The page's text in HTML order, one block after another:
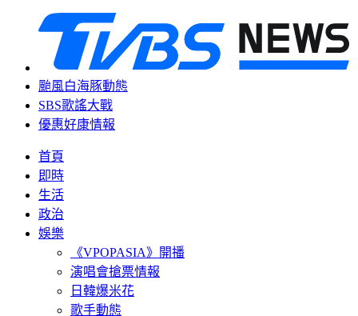
颱風白海豚動態
SBS歌謠大戰
優惠好康情報
首頁
即時
生活
政治
娛樂
《VPOPASIA》開播
演唱會搶票情報
日韓爆米花
歌手動態